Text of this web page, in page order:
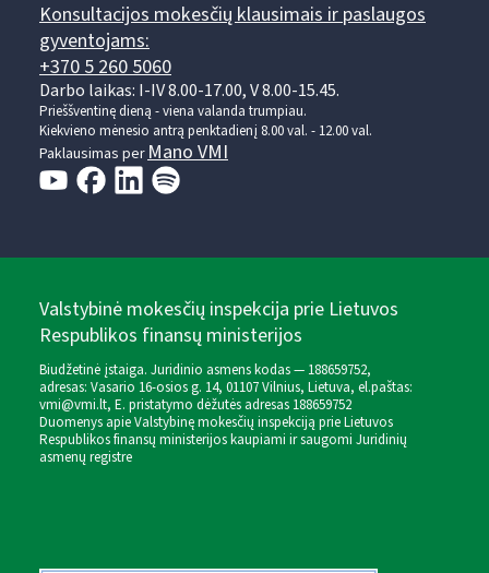
Konsultacijos mokesčių klausimais ir paslaugos
gyventojams:
+370 5 260 5060
Darbo laikas: I-IV 8.00-17.00, V 8.00-15.45.
Prieššventinę dieną - viena valanda trumpiau.
Kiekvieno mėnesio antrą penktadienį 8.00 val. - 12.00 val.
Paklausimas perMano VMI
Valstybinė mokesčių inspekcija prie Lietuvos
Respublikos finansų ministerijos
Biudžetinė įstaiga. Juridinio asmens kodas — 188659752,
adresas: Vasario 16-osios g. 14, 01107 Vilnius, Lietuva, el.paštas:
vmi@vmi.lt, E. pristatymo dėžutės adresas 188659752
Duomenys apie Valstybinę mokesčių inspekciją prie Lietuvos
Respublikos finansų ministerijos kaupiami ir saugomi Juridinių
asmenų registre